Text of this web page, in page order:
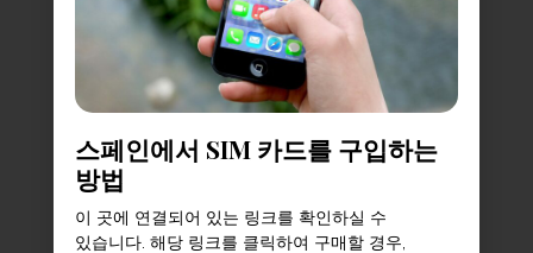
스페인에서 SIM 카드를 구입하는
방법
이 곳에 연결되어 있는 링크를 확인하실 수
있습니다. 해당 링크를 클릭하여 구매할 경우,